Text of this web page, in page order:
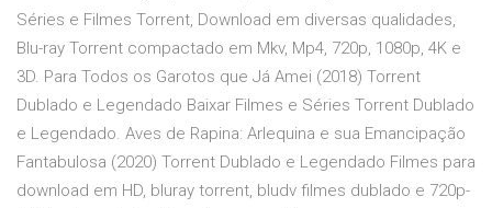
Séries e Filmes Torrent, Download em diversas qualidades,
Blu-ray Torrent compactado em Mkv, Mp4, 720p, 1080p, 4K e
3D. Para Todos os Garotos que Já Amei (2018) Torrent
Dublado e Legendado Baixar Filmes e Séries Torrent Dublado
e Legendado. Aves de Rapina: Arlequina e sua Emancipação
Fantabulosa (2020) Torrent Dublado e Legendado Filmes para
download em HD, bluray torrent, bludv filmes dublado e 720p-